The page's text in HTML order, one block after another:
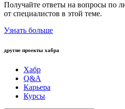
Получайте ответы на вопросы по
от специалистов в этой теме.
Узнать больше
другие проекты хабра
Хабр
Q&A
Карьера
Курсы